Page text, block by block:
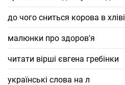
до чого сниться корова в хліві
малюнки про здоров'я
читати вірші євгена гребінки
українські слова на л